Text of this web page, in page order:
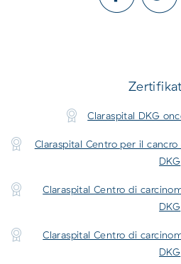
Claraspital DKG
Claraspital Centro per il
DKG
Claraspital Centro di
DKG
Claraspital Centro di
DKG